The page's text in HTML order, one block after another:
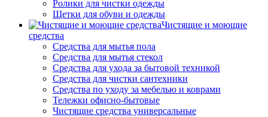
Ролики для чистки одежды
Щетки для обуви и одежды
Чистящие и моющие
средства
Средства для мытья пола
Средства для мытья стекол
Средства для ухода за бытовой техникой
Средства для чистки сантехники
Средства по уходу за мебелью и коврами
Тележки офисно-бытовые
Чистящие средства универсальные